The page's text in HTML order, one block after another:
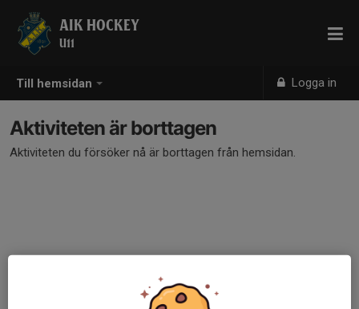
Till hemsidan Logga in
AIK HOCKEY
U11
Aktiviteten är borttagen
Aktiviteten du försöker nå är borttagen från hemsidan.